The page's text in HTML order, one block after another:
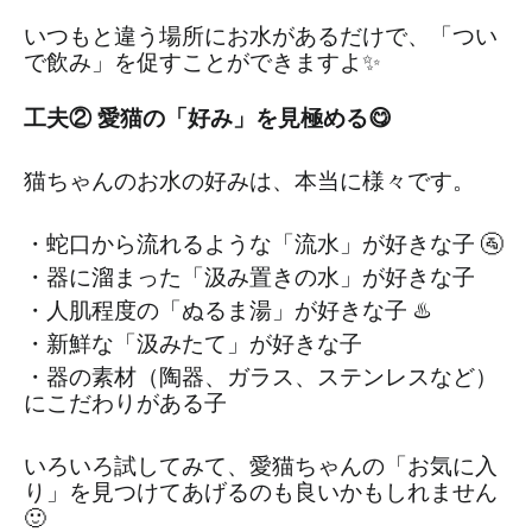
いつもと違う場所にお水があるだけで、「つい
で飲み」を促すことができますよ✨
工夫② 愛猫の「好み」を見極める😋
猫ちゃんのお水の好みは、本当に様々です。
・蛇口から流れるような「流水」が好きな子 🚰
・器に溜まった「汲み置きの水」が好きな子
・人肌程度の「ぬるま湯」が好きな子 ♨️
・新鮮な「汲みたて」が好きな子
・器の素材（陶器、ガラス、ステンレスなど）
にこだわりがある子
いろいろ試してみて、愛猫ちゃんの「お気に入
り」を見つけてあげるのも良いかもしれません
🙂